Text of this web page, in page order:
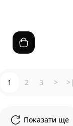
Показати ще
1 2 3 > >|